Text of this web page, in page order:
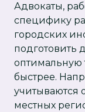
Адвокаты,
специфику
городских
подготовить
оптимальную
быстрее.
учитываются
местных